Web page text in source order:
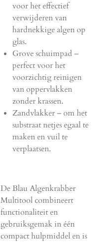
voor het effectief
verwijderen van
hardnekkige algen op
glas.
Grove schuimpad –
perfect voor het
voorzichtig reinigen
van oppervlakken
zonder krassen.
Zandvlakker – om het
substraat netjes egaal te
maken en vuil te
verplaatsen.
De Blau Algenkrabber
Multitool combineert
functionaliteit en
gebruiksgemak in één
compact hulpmiddel en is